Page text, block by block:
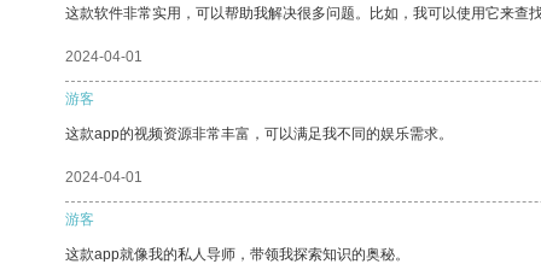
这款软件非常实用，可以帮助我解决很多问题。比如，我可以使用它来查
2024-04-01
游客
这款app的视频资源非常丰富，可以满足我不同的娱乐需求。
2024-04-01
游客
这款app就像我的私人导师，带领我探索知识的奥秘。